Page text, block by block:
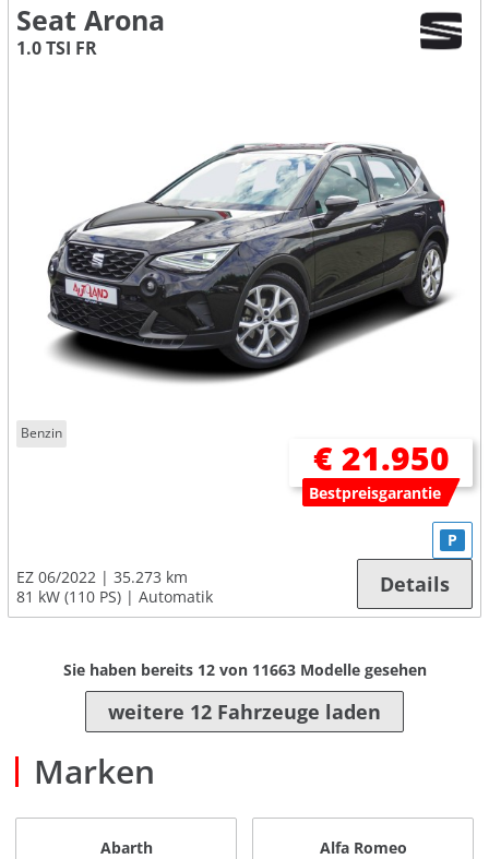
Seat Arona
1.0 TSI FR
Benzin
€ 21.950
Bestpreisgarantie
EZ 06/2022
35.273 km
81 kW (110 PS)
Automatik
P
Details
Sie haben bereits 12von 11663Modelle gesehen
weitere 12 Fahrzeuge laden
Marken
Abarth Alfa Romeo